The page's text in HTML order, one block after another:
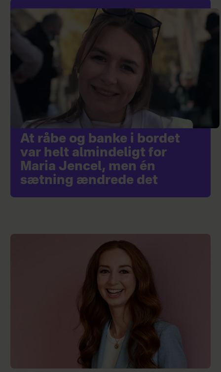
At råbe og banke i bordet
var helt almindeligt for
Maria Jencel, men én
sætning ændrede det